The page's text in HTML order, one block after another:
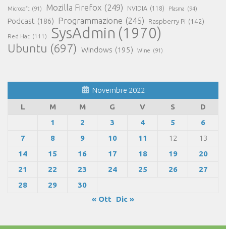
Microsoft (91) Mozilla Firefox (249) NVIDIA (118) Plasma (94)
Podcast (186) Programmazione (245) Raspberry Pi (142)
Red Hat (111) SysAdmin (1970)
Ubuntu (697) Windows (195) Wine (91)
Novembre 2022
L
M M G V S
D
1
2 3 4 5
6
7
8 9 10 11 12
13
14
15 16 17 18 19
20
21
22 23 24 25 26
27
28
29
30
« Ott
Dic »